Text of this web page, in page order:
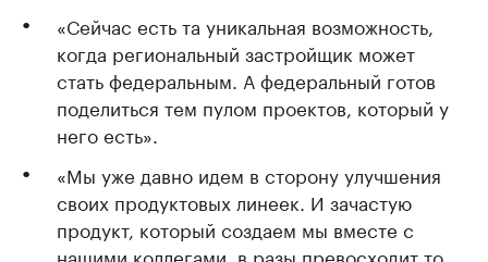
«Сейчас есть та уникальная возможность,
когда региональный застройщик может
стать федеральным. А федеральный готов
поделиться тем пулом проектов, который у
него есть».
«Мы уже давно идем в сторону улучшения
своих продуктовых линеек. И зачастую
продукт, который создаем мы вместе с
нашими коллегами, в разы превосходит то,